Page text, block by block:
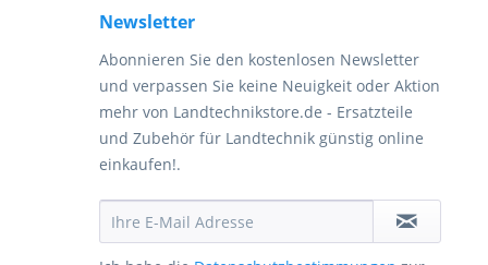
Newsletter
Abonnieren Sie den kostenlosen Newsletter
und verpassen Sie keine Neuigkeit oder Aktion
mehr von Landtechnikstore.de - Ersatzteile
und Zubehör für Landtechnik günstig online
einkaufen!.